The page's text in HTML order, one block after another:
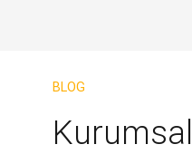
BLOG
Kurumsal